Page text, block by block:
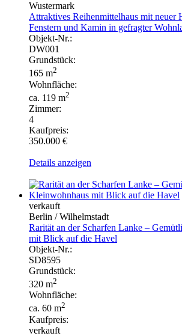
Wustermark
Attraktives Reihenmittelhaus mit neuer
Fenstern und Kamin in gefragter
Objekt-Nr.:
DW001
Grundstück:
165 m2
Wohnfläche:
ca. 119 m2
Zimmer:
4
Kaufpreis:
350.000 €
Details anzeigen
verkauft
Berlin / Wilhelmstadt
Rarität an der Scharfen Lanke –
mit Blick auf die Havel
Objekt-Nr.:
SD8595
Grundstück:
320 m2
Wohnfläche:
ca. 60 m2
Kaufpreis:
verkauft